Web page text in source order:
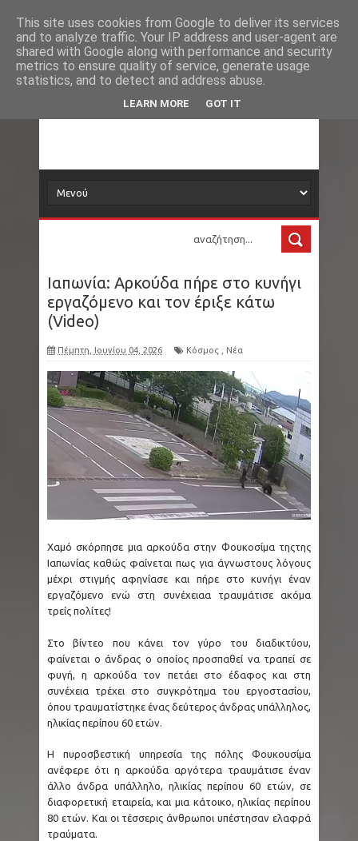
Νέα Loading...
δορυφόρος
Τα νέα όλου του κόσμου στο πιάτο σας
Ιαπωνία: Αρκούδα πήρε στο κυνήγι
εργαζόμενο και τον έριξε κάτω
(Video)
Πέμπτη, Ιουνίου 04, 2026 Κόσμος Νέα
Χαμό σκόρπησε μια αρκούδα στην Φουκοσίμα τηςτης
Ιαπωνίας καθώς φαίνεται πως για άγνωστους λόγους
μέχρι στιγμής αφηνίασε και πήρε στο κυνήγι έναν
εργαζόμενο ενώ στη συνέχειαα τραυμάτισε ακόμα
τρείς πολίτες!
Στο βίντεο που κάνει τον γύρο του διαδικτύου,
φαίνεται ο άνδρας ο οποίος προσπαθεί να τραπεί σε
φυγή, η αρκούδα τον πετάει στο έδαφος και στη
συνέχεια τρέχει στο συγκρότημα του εργοστασίου,
όπου τραυματίστηκε ένας δεύτερος άνδρας υπάλληλος,
ηλικίας περίπου 60 ετών.
Η πυροσβεστική υπηρεσία της πόλης Φουκουσίμα
ανέφερε ότι η αρκούδα αργότερα τραυμάτισε έναν
άλλο άνδρα υπάλληλο, ηλικίας περίπου 60 ετών, σε
διαφορετική εταιρεία, και μια κάτοικο, ηλικίας περίπου
80 ετών. Και οι τέσσερις άνθρωποι υπέστησαν ελαφρά
τραύματα.
This site uses cookies from Google to deliver its services
and to analyze traffic. Your IP address and user-agent are
shared with Google along with performance and security
metrics to ensure quality of service, generate usage
statistics, and to detect and address abuse.
LEARN MORE GOT IT